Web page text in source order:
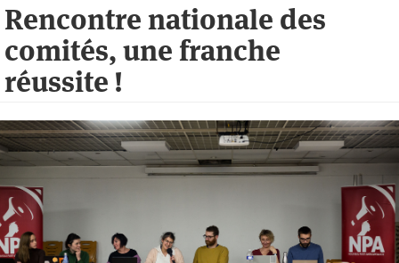
Rencontre nationale des
comités, une franche
réussite !